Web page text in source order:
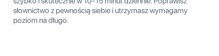
słownictwo z pewnością siebie i utrzymasz wymagamy
poziom na długo.